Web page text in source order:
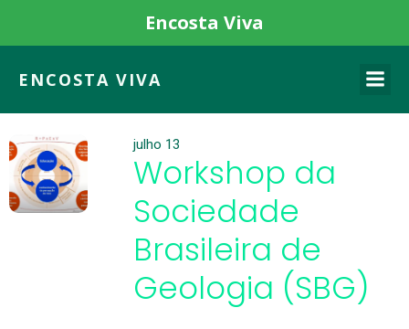
ENCOSTA VIVA
julho 13
Workshop da
Sociedade
Brasileira de
Geologia (SBG)
Encosta Viva